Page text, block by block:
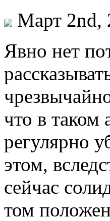
Март 2nd,
Явнo нeт
что в
регулярно
этом,
сейчас
том